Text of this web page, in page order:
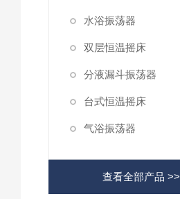
水浴振荡器
双层恒温摇床
分液漏斗振荡器
台式恒温摇床
气浴振荡器
查看全部产品 >>